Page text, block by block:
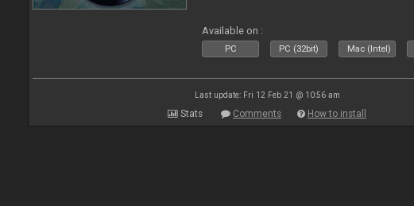
Available on :
PC PC (32bit) Mac (Intel)
Last update: Fri 12 Feb 21 @ 10:56 am
Stats Comments How to install